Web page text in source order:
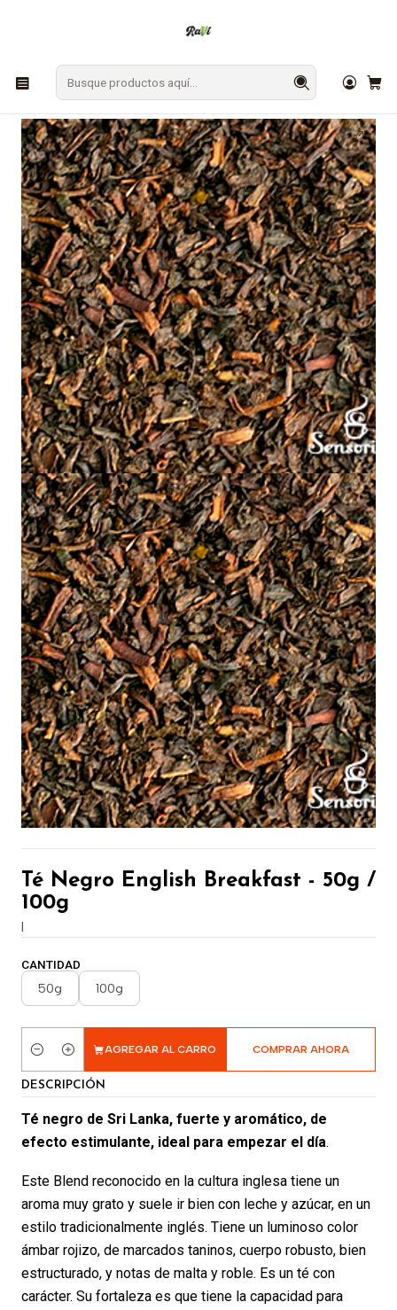
Té Negro English Breakfast - 50g / 100g
Té Negro English Breakfast - 50g /
100g
|
CANTIDAD
50g 100g
Cantidad
AGREGAR AL CARRO COMPRAR AHORA
DESCRIPCIÓN
Té negro de Sri Lanka, fuerte y aromático, de
efecto estimulante, ideal para empezar el día.
Este Blend reconocido en la cultura inglesa tiene un
aroma muy grato y suele ir bien con leche y azúcar, en un
estilo tradicionalmente inglés. Tiene un luminoso color
ámbar rojizo, de marcados taninos, cuerpo robusto, bien
estructurado, y notas de malta y roble. Es un té con
carácter. Su fortaleza es que tiene la capacidad para